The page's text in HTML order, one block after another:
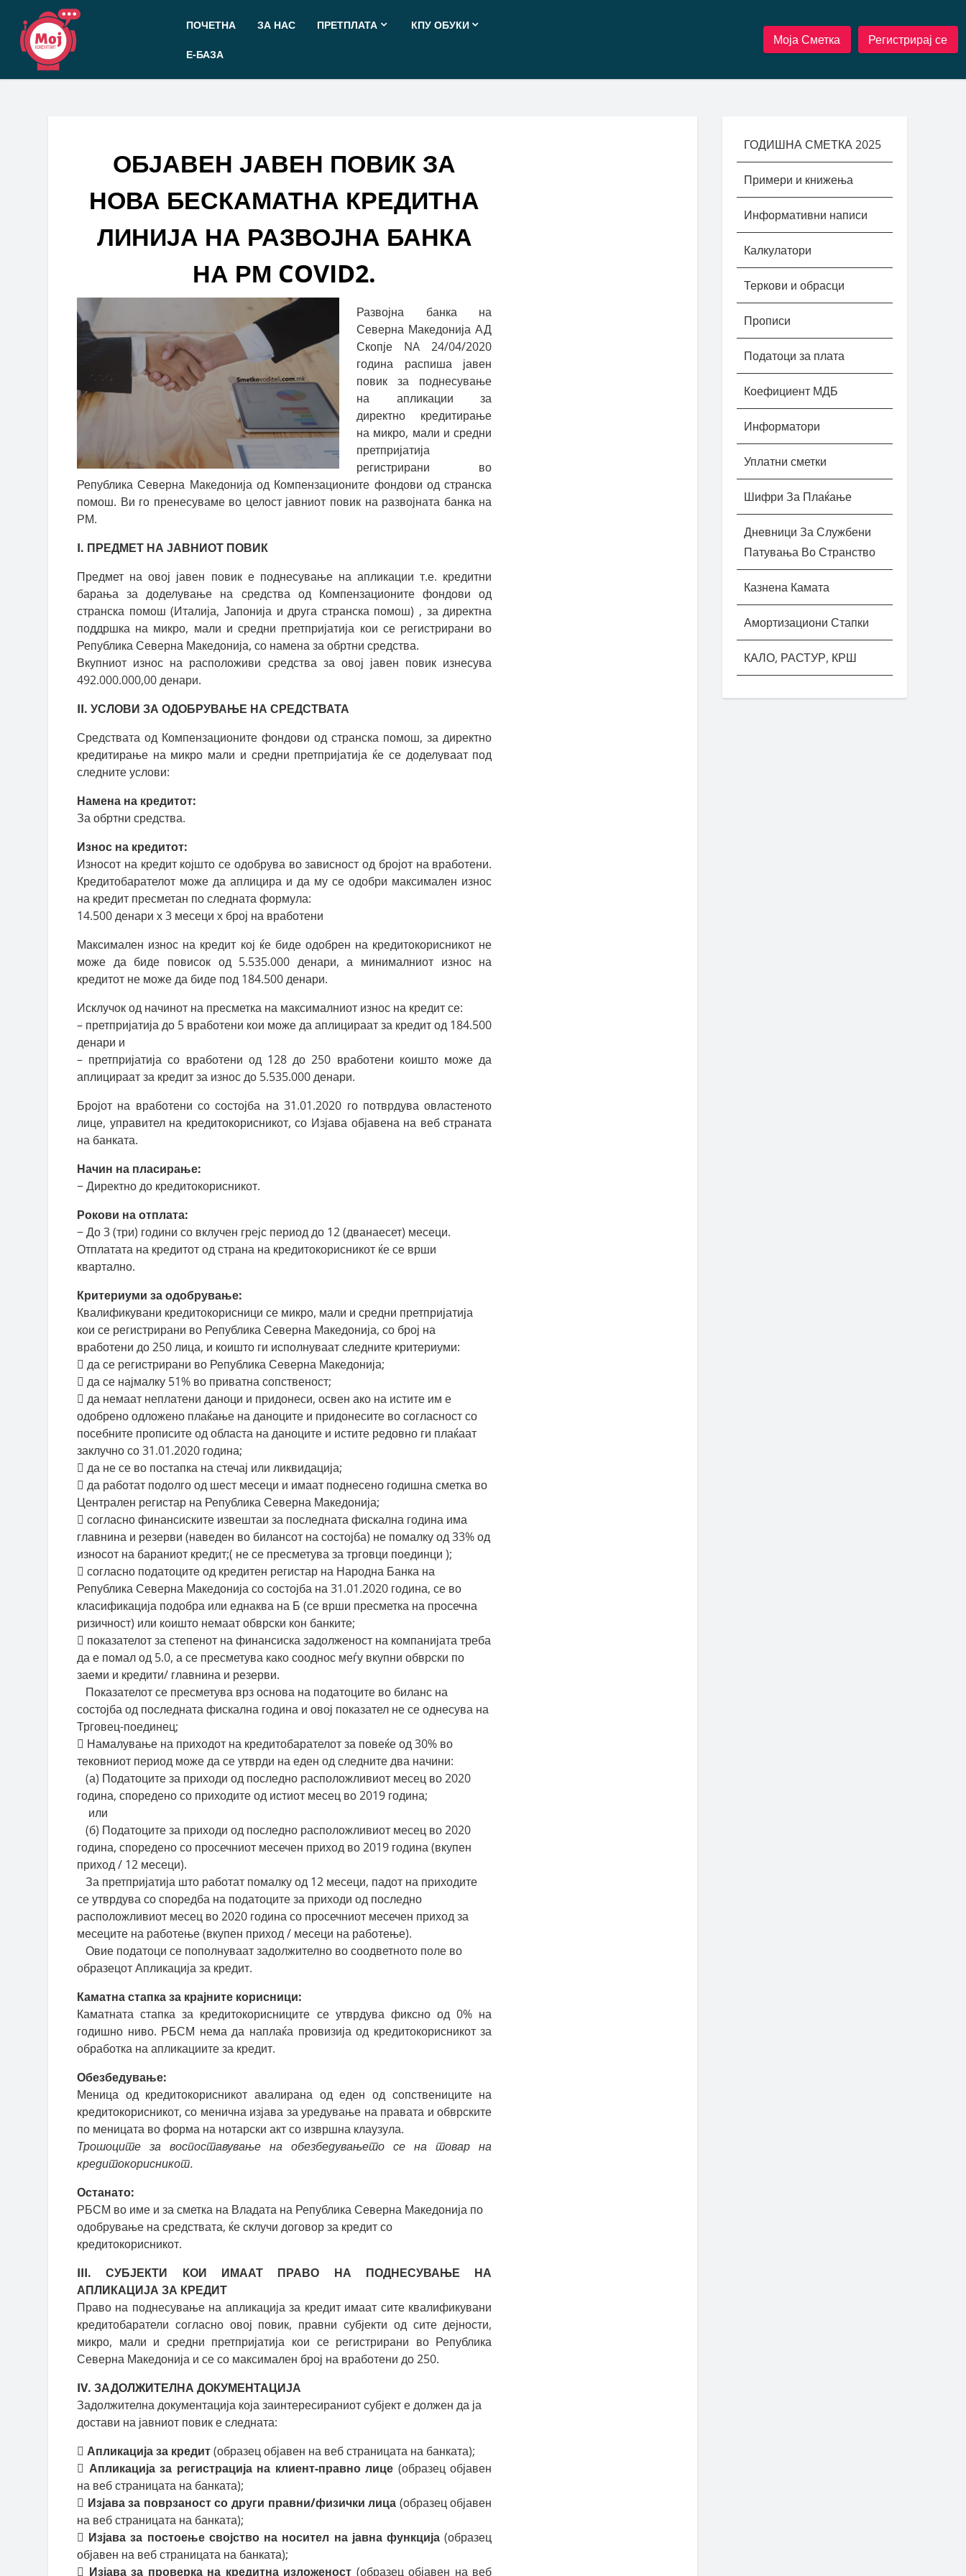
Прескокнете
содржината
ПОЧЕТНА ЗА НАС ПРЕТПЛАТА КПУ ОБУКИ
Е-БАЗА
Моја Сметка Регистрирај се
ОБЈАВЕН ЈАВЕН ПОВИК ЗА
НОВА БЕСКАМАТНА КРЕДИТНА
ЛИНИЈА НА РАЗВОЈНА БАНКА
НА РМ COVID2.
Развојна банка на
Северна Македонија АД
Скопје NA 24/04/2020
година распиша јавен
повик за поднесување
на апликации за
директно кредитирање
на микро, мали и средни
претпријатија
регистрирани во
Република Северна Македонија од Компензационите фондови од странска
помош. Ви го пренесуваме во целост јавниот повик на развојната банка на
РМ.
I. ПРЕДМЕТ НА ЈАВНИОТ ПОВИК
Предмет на овој јавен повик е поднесување на апликации т.е. кредитни
барања за доделување на средства од Компензационите фондови од
странска помош (Италија, Јапонија и друга странска помош) , за директна
поддршка на микро, мали и средни претпријатија кои се регистрирани во
Република Северна Македонија, со намена за обртни средства.
Вкупниот износ на расположиви средства за овој јавен повик изнесува
492.000.000,00 денари.
II. УСЛОВИ ЗА ОДОБРУВАЊЕ НА СРЕДСТВАТА
Средствата од Компензационите фондови од странска помош, за директно
кредитирање на микро мали и средни претпријатија ќе се доделуваат под
следните услови:
Намена на кредитот:
За обртни средства.
Износ на кредитот:
Износот на кредит којшто се одобрува во зависност од бројот на вработени.
Кредитобарателот може да аплицира и да му се одобри максимален износ
на кредит пресметан по следната формула:
14.500 денари х 3 месеци х број на вработени
Максимален износ на кредит кој ќе биде одобрен на кредитокорисникот не
може да биде повисок од 5.535.000 денари, а минималниот износ на
кредитот не може да биде под 184.500 денари.
Исклучок од начинот на пресметка на максималниот износ на кредит се:
– претпријатија до 5 вработени кои може да аплицираат за кредит од 184.500
денари и
– претпријатија со вработени од 128 до 250 вработени коишто може да
аплицираат за кредит за износ до 5.535.000 денари.
Бројот на вработени со состојба на 31.01.2020 го потврдува овластеното
лице, управител на кредитокорисникот, со Изјава објавена на веб страната
на банката.
Начин на пласирање:
− Директно до кредитокорисникот.
Рокови на отплата:
− До 3 (три) години со вклучен грејс период до 12 (дванаесет) месеци.
Отплатата на кредитот од страна на кредитокорисникот ќе се врши
квартално.
Критериуми за одобрување:
Квалификувани кредитокорисници се микро, мали и средни претпријатија
кои се регистрирани во Република Северна Македонија, со број на
вработени до 250 лица, и коишто ги исполнуваат следните критериуми:
 да се регистрирани во Република Северна Македонија;
 да се најмалку 51% во приватна сопственост;
 да немаат неплатени даноци и придонеси, освен ако на истите им е
одобрено одложено плаќање на даноците и придонесите во согласност со
посебните прописите од областа на даноците и истите редовно ги плаќаат
заклучно со 31.01.2020 година;
 да не се во постапка на стечај или ликвидација;
 да работат подолго од шест месеци и имаат поднесено годишна сметка во
Централен регистар на Република Северна Македонија;
 согласно финансиските извештаи за последната фискална година има
главнина и резерви (наведен во билансот на состојба) не помалку од 33% од
износот на бараниот кредит;( не се пресметува за трговци поединци );
 согласно податоците од кредитен регистар на Народна Банка на
Република Северна Македонија со состојба на 31.01.2020 година, се во
класификација подобра или еднаква на Б (се врши пресметка на просечна
ризичност) или коишто немаат обврски кон банките;
 показателот за степенот на финансиска задолженост на компанијата треба
да е помал од 5.0, а се пресметува како сооднос меѓу вкупни обврски по
заеми и кредити/ главнина и резерви.
Показателот се пресметува врз основа на податоците во биланс на
состојба од последната фискална година и овој показател не се однесува на
Трговец-поединец;
 Намалување на приходот на кредитобарателот за повеќе од 30% во
тековниот период може да се утврди на еден од следните два начини:
(а) Податоците за приходи од последно расположливиот месец во 2020
година, споредено со приходите од истиот месец во 2019 година;
или
(б) Податоците за приходи од последно расположливиот месец во 2020
година, споредено со просечниот месечен приход во 2019 година (вкупен
приход / 12 месеци).
За претпријатија што работат помалку од 12 месеци, падот на приходите
се утврдува со споредба на податоците за приходи од последно
расположливиот месец во 2020 година со просечниот месечен приход за
месеците на работење (вкупен приход / месеци на работење).
Овие податоци се пополнуваат задолжително во соодветното поле во
образецот Апликација за кредит.
Каматна стапка за крајните корисници:
Каматната стапка за кредитокорисниците се утврдува фиксно од 0% на
годишно ниво. РБСМ нема да наплаќа провизија од кредитокорисникот за
обработка на апликациите за кредит.
Обезбедување:
Меница од кредитокорисникот авалирана од еден од сопствениците на
кредитокорисникот, со менична изјава за уредување на правата и обврските
по меницата во форма на нотарски акт со извршна клаузула.
Трошоците за воспоставување на обезбедувањето се на товар на
кредитокорисникот.
Останато:
РБСМ во име и за сметка на Владата на Република Северна Македонија по
одобрување на средствата, ќе склучи договор за кредит со
кредитокорисникот.
III. СУБЈЕКТИ КОИ ИМААТ ПРАВО НА ПОДНЕСУВАЊЕ НА
АПЛИКАЦИЈА ЗА КРЕДИТ
Право на поднесување на апликација за кредит имаат сите квалификувани
кредитобаратели согласно овој повик, правни субјекти од сите дејности,
микро, мали и средни претпријатија кои се регистрирани во Република
Северна Македонија и се со максимален број на вработени до 250.
IV. ЗАДОЛЖИТЕЛНА ДОКУМЕНТАЦИЈА
Задолжителна документација која заинтересираниот субјект е должен да ја
достави на јавниот повик е следната:
 Апликација за кредит(образец објавен на веб страницата на банката);
 Апликација за регистрација на клиент-правно лице (образец објавен
на веб страницата на банката);
 Изјава за поврзаност со други правни/физички лица (образец објавен
на веб страницата на банката);
 Изјава за постоење својство на носител на јавна функција (образец
објавен на веб страницата на банката);
 Изјава за проверка на кредитна изложеност (образец објавен на веб
ГОДИШНА СМЕТКА 2025
Примери и книжења
Информативни написи
Калкулатори
Теркови и обрасци
Прописи
Податоци за плата
Коефициент МДБ
Информатори
Уплатни сметки
Шифри За Плаќање
Дневници За Службени
Патувања Во Странство
Казнена Камата
Амортизациони Стапки
КАЛО, РАСТУР, КРШ